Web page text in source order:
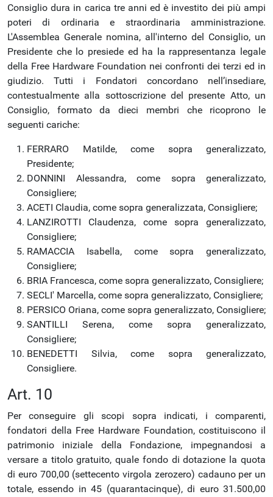
Consiglio dura in carica tre anni ed è investito dei più ampi
poteri di ordinaria e straordinaria amministrazione.
L'Assemblea Generale nomina, all'interno del Consiglio, un
Presidente che lo presiede ed ha la rappresentanza legale
della Free Hardware Foundation nei confronti dei terzi ed in
giudizio. Tutti i Fondatori concordano nell’insediare,
contestualmente alla sottoscrizione del presente Atto, un
Consiglio, formato da dieci membri che ricoprono le
seguenti cariche:
FERRARO Matilde, come sopra generalizzato,
Presidente;
DONNINI Alessandra, come sopra generalizzato,
Consigliere;
ACETI Claudia, come sopra generalizzata, Consigliere;
LANZIROTTI Claudenza, come sopra generalizzato,
Consigliere;
RAMACCIA Isabella, come sopra generalizzato,
Consigliere;
BRIA Francesca, come sopra generalizzato, Consigliere;
SECLI' Marcella, come sopra generalizzato, Consigliere;
PERSICO Oriana, come sopra generalizzato, Consigliere;
SANTILLI Serena, come sopra generalizzato,
Consigliere;
BENEDETTI Silvia, come sopra generalizzato,
Consigliere.
Art. 10
Per conseguire gli scopi sopra indicati, i comparenti,
fondatori della Free Hardware Foundation, costituiscono il
patrimonio iniziale della Fondazione, impegnandosi a
versare a titolo gratuito, quale fondo di dotazione la quota
di euro 700,00 (settecento virgola zerozero) cadauno per un
totale, essendo in 45 (quarantacinque), di euro 31.500,00